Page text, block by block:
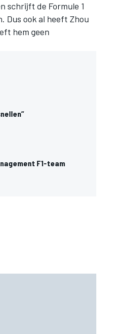
schrijft de Formule 1
Dus ook al heeft Zhou
hem geen
F1-team